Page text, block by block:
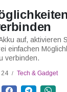
auf, aktivieren
einfachen
verbinden.
24 / Tech & Gadget